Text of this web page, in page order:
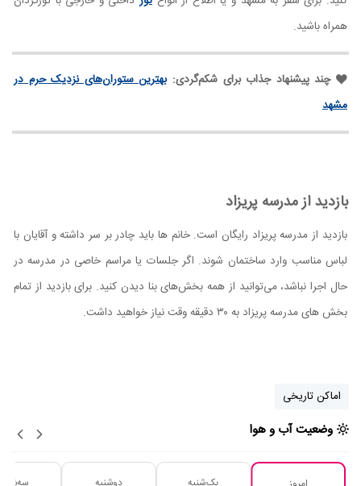
همراه باشید.
چند پیشنهاد جذاب برای شکم‌گردی:بهترین ستوران‌های نزدیک حرم در
مشهد
بازدید از مدرسه پریزاد
بازدید از مدرسه پریزاد رایگان است. خانم‌ ها باید چادر بر سر داشته و آقایان با
لباس مناسب وارد ساختمان شوند. اگر جلسات یا مراسم خاصی در مدرسه در
حال اجرا نباشد، می‌توانید از همه بخش‌های بنا دیدن کنید. برای بازدید از تمام
بخش‌ های مدرسه پریزاد به ۳۰ دقیقه وقت نیاز خواهید داشت.
اماکن تاریخی
وضعیت آب و هوا